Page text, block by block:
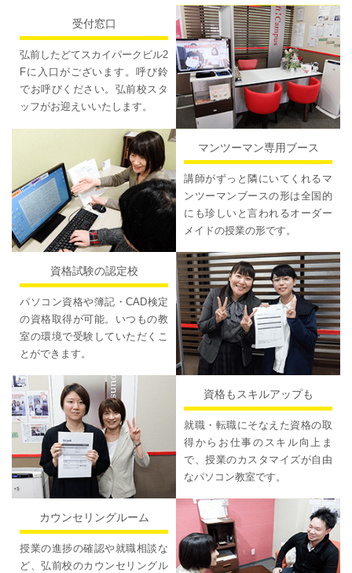
受付窓口
弘前したどてスカイパークビル2
Fに入口がございます。呼び鈴
でお呼びください。弘前校スタ
ッフがお迎えいいたします。
マンツーマン専用ブース
講師がずっと隣にいてくれるマ
ンツーマンブースの形は全国的
にも珍しいと言われるオーダー
メイドの授業の形です。
資格試験の認定校
パソコン資格や簿記・CAD検定
の資格取得が可能。いつもの教
室の環境で受験していただくこ
とができます。
資格もスキルアップも
就職・転職にそなえた資格の取
得からお仕事のスキル向上ま
で、授業のカスタマイズが自由
なパソコン教室です。
カウンセリングルーム
授業の進捗の確認や就職相談な
ど、弘前校のカウンセリングル